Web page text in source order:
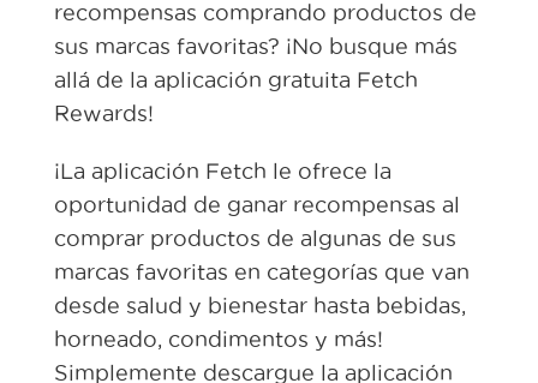
recompensas comprando productos de
sus marcas favoritas? ¡No busque más
allá de la aplicación gratuita Fetch
Rewards!
¡La aplicación Fetch le ofrece la
oportunidad de ganar recompensas al
comprar productos de algunas de sus
marcas favoritas en categorías que van
desde salud y bienestar hasta bebidas,
horneado, condimentos y más!
Simplemente descargue la aplicación